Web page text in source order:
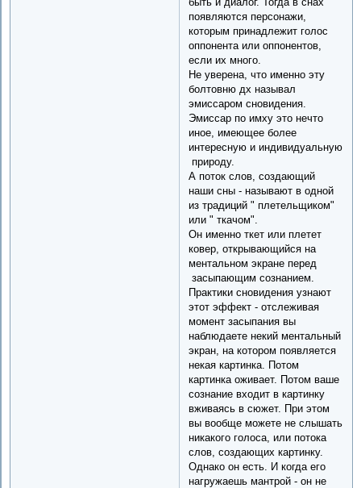
появляются персонажи,
которым принадлежит голос
оппонента или оппонентов,
если их много.
Не уверена, что именно эту
болтовню дх называл
эмиссаром сновидения.
Эмиссар по имху это нечто
иное, имеющее более
интересную и индивидуальную
природу.
А поток слов, создающий
наши сны - называют в одной
из традиций " плетельщиком"
или " ткачом".
Он именно ткет или плетет
ковер, открывающийся на
ментальном экране перед
засыпающим сознанием.
Практики сновидения узнают
этот эффект - отслеживая
момент засыпания вы
наблюдаете некий ментальный
экран, на котором появляется
некая картинка. Потом
картинка оживает. Потом ваше
сознание входит в картинку
вживаясь в сюжет. При этом
вы вообще можете не слышать
никакого голоса, или потока
слов, создающих картинку.
Однако он есть. И когда его
нагружаешь мантрой - он не